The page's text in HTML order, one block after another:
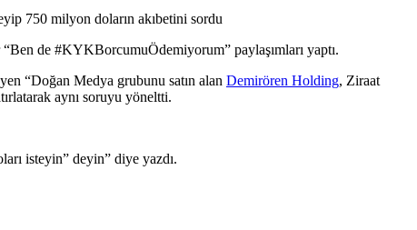
750 milyon doların akıbetini sordu
de #KYKBorcumuÖdemiyorum” paylaşımları yaptı.
“Doğan Medya grubunu satın alan Demirören Holding, Ziraat
aynı soruyu yöneltti.
isteyin” deyin” diye yazdı.